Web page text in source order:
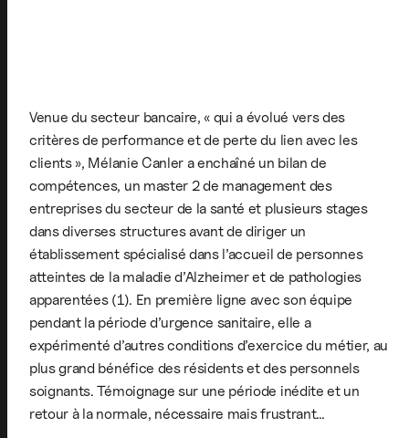
Venue du secteur bancaire, « qui a évolué vers des
critères de performance et de perte du lien avec les
clients », Mélanie Canler a enchaîné un bilan de
compétences, un master 2 de management des
entreprises du secteur de la santé et plusieurs stages
dans diverses structures avant de diriger un
établissement spécialisé dans l’accueil de personnes
atteintes de la maladie d’Alzheimer et de pathologies
apparentées (1). En première ligne avec son équipe
pendant la période d’urgence sanitaire, elle a
expérimenté d’autres conditions d’exercice du métier, au
plus grand bénéfice des résidents et des personnels
soignants. Témoignage sur une période inédite et un
retour à la normale, nécessaire mais frustrant…